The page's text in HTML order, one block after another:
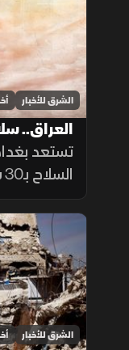
الشرق للأخبار
العراق..
تستعد
مقابل رفض
الملف
الشرق للأخبار